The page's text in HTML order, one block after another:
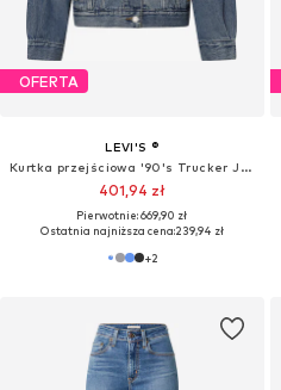
OFERTA
LEVI'S ®
Kurtka przejściowa '90's Trucker Jacket'
401,94 zł
Pierwotnie: 669,90 zł
Ostatnia najniższa cena:239,94 zł
+2